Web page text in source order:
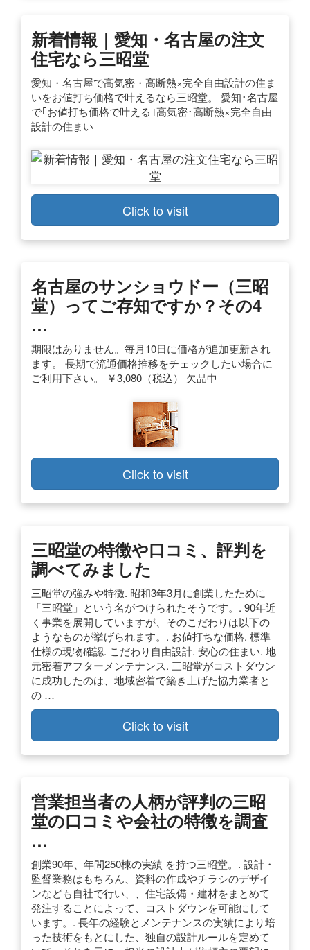
新着情報｜愛知・名古屋の注文
住宅なら三昭堂
愛知・名古屋で高気密・高断熱×完全自由設計の住ま
いをお値打ち価格で叶えるなら三昭堂。 愛知･名古屋
で｢お値打ち価格で叶える｣高気密･高断熱×完全自由
設計の住まい
Click to visit
名古屋のサンショウドー（三昭
堂）ってご存知ですか？その4
…
期限はありません。毎月10日に価格が追加更新され
ます。 長期で流通価格推移をチェックしたい場合に
ご利用下さい。 ￥3,080（税込） 欠品中
Click to visit
三昭堂の特徴や口コミ、評判を
調べてみました
三昭堂の強みや特徴. 昭和3年3月に創業したために
「三昭堂」という名がつけられたそうです。. 90年近
く事業を展開していますが、そのこだわりは以下の
ようなものが挙げられます。. お値打ちな価格. 標準
仕様の現物確認. こだわり自由設計. 安心の住まい. 地
元密着アフターメンテナンス. 三昭堂がコストダウン
に成功したのは、地域密着で築き上げた協力業者と
の …
Click to visit
営業担当者の人柄が評判の三昭
堂の口コミや会社の特徴を調査
…
創業90年、年間250棟の実績 を持つ三昭堂。. 設計・
監督業務はもちろん、資料の作成やチラシのデザイ
ンなども自社で行い、、住宅設備・建材をまとめて
発注することによって、コストダウンを可能にして
います。. 長年の経験とメンテナンスの実績により培
った技術をもとにした、独自の設計ルールを定めて